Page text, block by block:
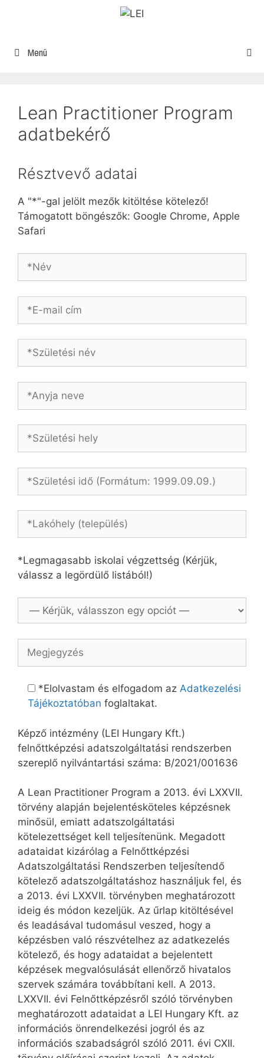
Menü
Lean Practitioner Program
adatbekérő
Résztvevő adatai
A "*"-gal jelölt mezők kitöltése kötelező!
Támogatott böngészők: Google Chrome, Apple
Safari
*Legmagasabb iskolai végzettség (Kérjük,
válassz a legördülő listából!)
*Elolvastam és elfogadom az Adatkezelési
Tájékoztatóban foglaltakat.
Képző intézmény (LEI Hungary Kft.)
felnőttképzési adatszolgáltatási rendszerben
szereplő nyilvántartási száma: B/2021/001636
A Lean Practitioner Program a 2013. évi LXXVII.
törvény alapján bejelentésköteles képzésnek
minősül, emiatt adatszolgáltatási
kötelezettséget kell teljesítenünk. Megadott
adataidat kizárólag a Felnőttképzési
Adatszolgáltatási Rendszerben teljesítendő
kötelező adatszolgáltatáshoz használjuk fel, és
a 2013. évi LXXVII. törvényben meghatározott
ideig és módon kezeljük. Az űrlap kitöltésével
és leadásával tudomásul veszed, hogy a
képzésben való részvételhez az adatkezelés
kötelező, és hogy adataidat a bejelentett
képzések megvalósulását ellenőrző hivatalos
szervek számára továbbítani kell. A 2013.
LXXVII. évi Felnőttképzésről szóló törvényben
meghatározott adataidat a LEI Hungary Kft. az
információs önrendelkezési jogról és az
információs szabadságról szóló 2011. évi CXII.